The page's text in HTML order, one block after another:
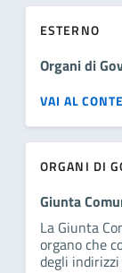
ESTERNO
Organi di
VAI AL
ORGANI DI
Giunta
La Giunta
organo che
degli